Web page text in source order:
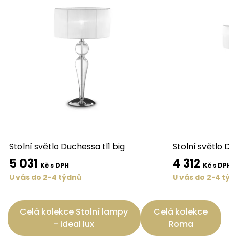
Stolní světlo Duchessa tl1 big
5 031 Kč s DPH
U vás do 2-4 týdnů
Stolní světlo
4 312 Kč s
U vás do 2-4
Celá kolekce Stolní lampy
- ideal lux
Celá kolekce
Roma